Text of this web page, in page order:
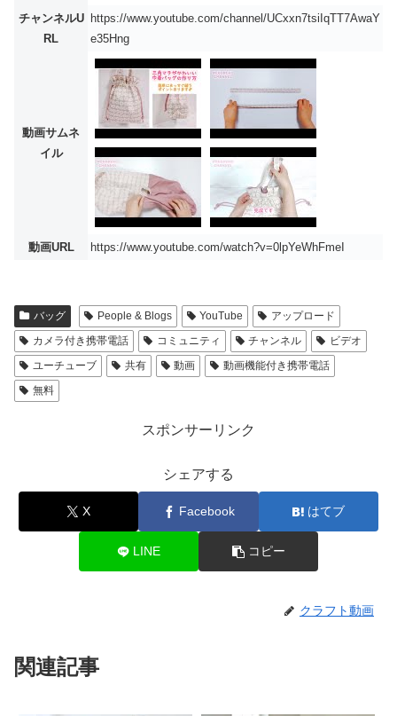
チャンネルU
RL
https://www.youtube.com/channel/UCxxn7tsiIqTT7AwaY
e35Hng
動画サムネ
イル
動画URL https://www.youtube.com/watch?v=0lpYeWhFmeI
バッグ People & Blogs YouTube
アップロード
カメラ付き携帯電話
コミュニティ チャンネル
ビデオ
ユーチューブ
共有 動画
動画機能付き携帯電話
無料
スポンサーリンク
シェアする
X Facebook はてブ
LINE コピー
クラフト動画
関連記事